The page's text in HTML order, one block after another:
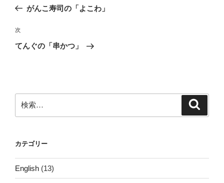
ビ
ゲ
ン
の
稿
がんこ寿司の「よこわ」
次
の
次
てんぐの「串かつ」
索:
カテゴリー
English (13)